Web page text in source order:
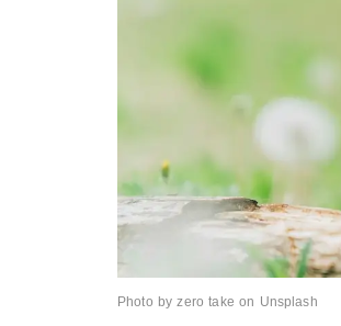
Photo by zero take on Unsplash